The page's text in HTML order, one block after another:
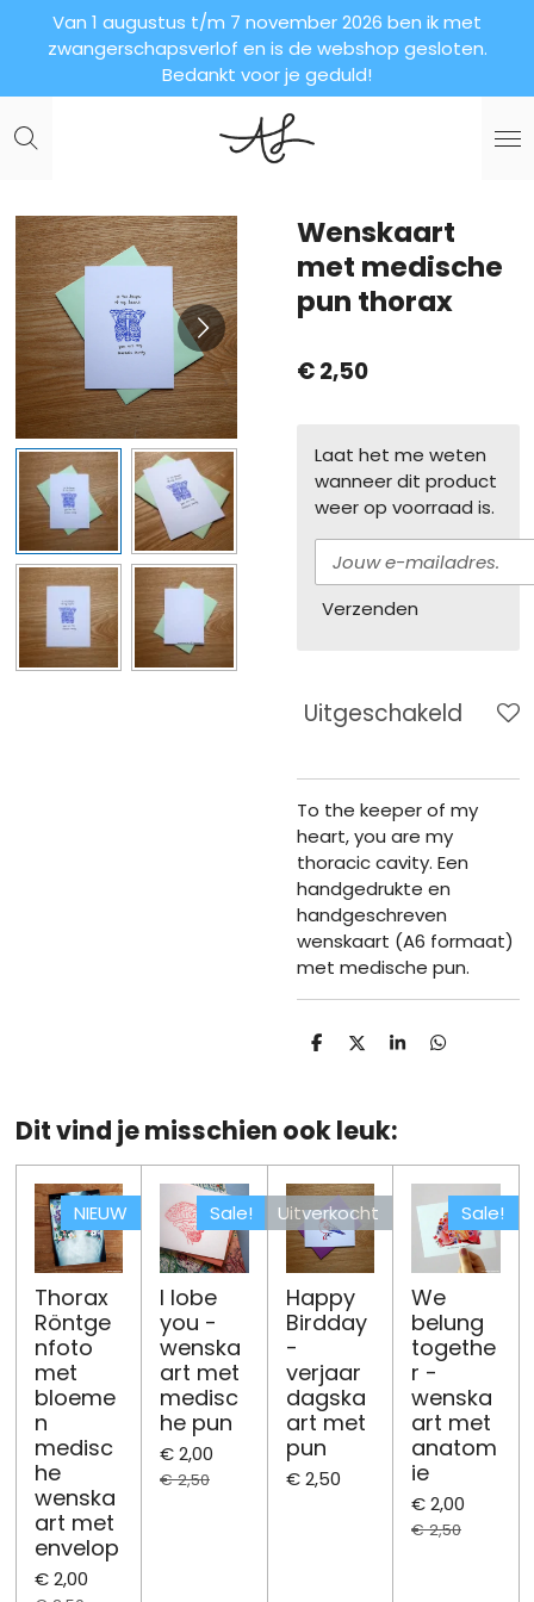
direct
de
hoofdinhoud
Van 1 augustus t/m 7 november 2026 ben ik met
zwangerschapsverlof en is de webshop gesloten.
Bedankt voor je geduld!
Wenskaart
met medische
pun thorax
€ 2,50
Laat het me weten
wanneer dit product
weer op voorraad is.
Verzenden
Uitgeschakeld
To the keeper of my
heart, you are my
thoracic cavity. Een
handgedrukte en
handgeschreven
wenskaart (A6 formaat)
met medische pun.
D
n
D S
e
D
Dit vind je misschien ook leuk:
NIEUW
Thorax
Röntge
nfoto
met
bloeme
n
medisc
he
wenska
art met
envelop
€ 2,00
Sale!
I lobe
you -
wenska
art met
medisc
he pun
€ 2,00
€ 2,50
Uitverkocht
Happy
Birdday
-
verjaar
dagska
art met
pun
€ 2,50
Sale!
We
belung
togethe
r -
wenska
art met
anatom
ie
€ 2,00
€ 2,50